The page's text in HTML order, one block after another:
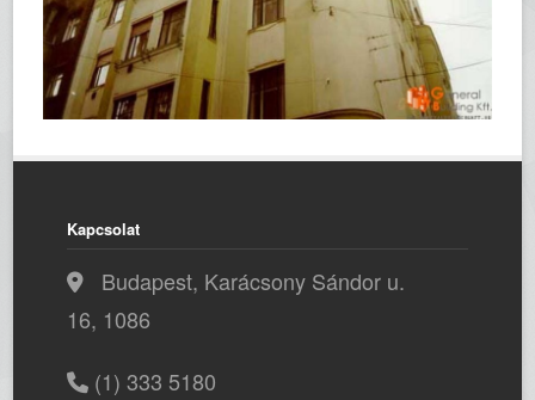
Kapcsolat
Budapest, Karácsony Sándor u.
16, 1086
(1) 333 5180